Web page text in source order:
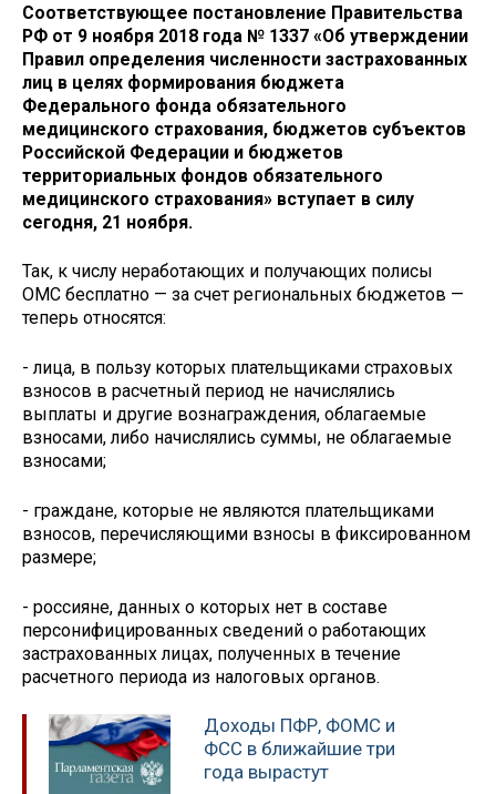
Соответствующее постановление Правительства
РФ от 9 ноября 2018 года № 1337 «Об утверждении
Правил определения численности застрахованных
лиц в целях формирования бюджета
Федерального фонда обязательного
медицинского страхования, бюджетов субъектов
Российской Федерации и бюджетов
территориальных фондов обязательного
медицинского страхования» вступает в силу
сегодня, 21 ноября.
Так, к числу неработающих и получающих полисы
ОМС бесплатно — за счет региональных бюджетов —
теперь относятся:
- лица, в пользу которых плательщиками страховых
взносов в расчетный период не начислялись
выплаты и другие вознаграждения, облагаемые
взносами, либо начислялись суммы, не облагаемые
взносами;
- граждане, которые не являются плательщиками
взносов, перечисляющими взносы в фиксированном
размере;
- россияне, данных о которых нет в составе
персонифицированных сведений о работающих
застрахованных лицах, полученных в течение
расчетного периода из налоговых органов.
Доходы ПФР, ФОМС и
ФСС в ближайшие три
года вырастут